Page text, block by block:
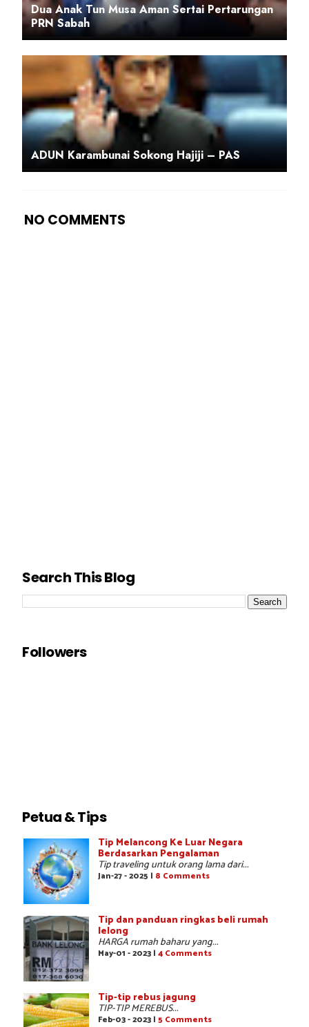
Dua Anak Tun Musa Aman Sertai Pertarungan
PRN Sabah
ADUN Karambunai Sokong Hajiji – PAS
NO COMMENTS
Search This Blog
Followers
Petua & Tips
Tip Melancong Ke Luar Negara
Berdasarkan Pengalaman
Tip traveling untuk orang lama dari...
Jan-27 - 2025 | 8 Comments
Tip dan panduan ringkas beli rumah
lelong
HARGA rumah baharu yang...
May-01 - 2023 | 4 Comments
Tip-tip rebus jagung
TIP-TIP MEREBUS...
Feb-03 - 2023 | 5 Comments